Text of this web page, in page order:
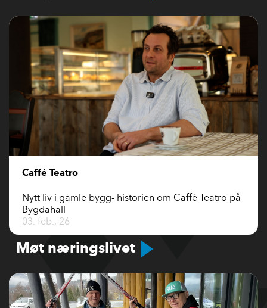
Caffé Teatro
Nytt liv i gamle bygg- historien om Caffé Teatro på
Bygdahall
03. feb., 26
Møt næringslivet